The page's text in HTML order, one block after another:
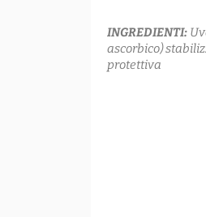
INGREDIENTI:
ascorbico)
protettiva